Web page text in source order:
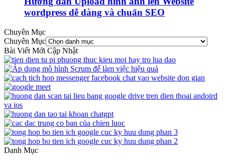
wordpress dễ dàng và chuẩn SEO
Chuyên Mục
Chuyên Mục
Bài Viết Mới Cập Nhật
Danh Mục